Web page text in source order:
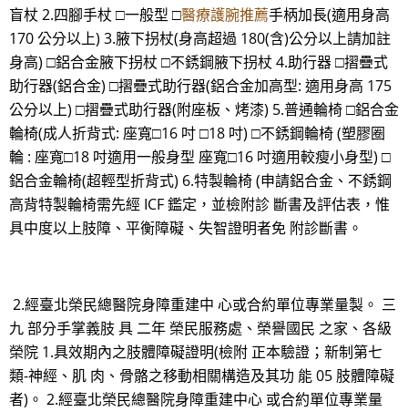
盲杖 2.四腳手杖 □一般型 □醫療護腕推薦手柄加長(適用身高
170 公分以上) 3.腋下拐杖(身高超過 180(含)公分以上請加註
身高) □鋁合金腋下拐杖 □不銹鋼腋下拐杖 4.助行器 □摺疊式
助行器(鋁合金) □摺疊式助行器(鋁合金加高型: 適用身高 175
公分以上) □摺疊式助行器(附座板、烤漆) 5.普通輪椅 □鋁合金
輪椅(成人折背式: 座寬□16 吋 □18 吋) □不銹鋼輪椅 (塑膠圈
輪 : 座寬□18 吋適用一般身型 座寬□16 吋適用較瘦小身型) □
鋁合金輪椅(超輕型折背式) 6.特製輪椅 (申請鋁合金、不銹鋼
高背特製輪椅需先經 ICF 鑑定，並檢附診 斷書及評估表，惟
具中度以上肢障、平衡障礙、失智證明者免 附診斷書。
2.經臺北榮民總醫院身障重建中 心或合約單位專業量製。 三
九 部分手掌義肢 具 二年 榮民服務處、榮譽國民 之家、各級
榮院 1.具效期內之肢體障礙證明(檢附 正本驗證；新制第七
類-神經、肌 肉、骨骼之移動相關構造及其功 能 05 肢體障礙
者)。 2.經臺北榮民總醫院身障重建中心 或合約單位專業量